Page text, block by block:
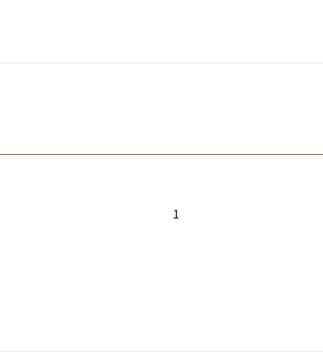
1